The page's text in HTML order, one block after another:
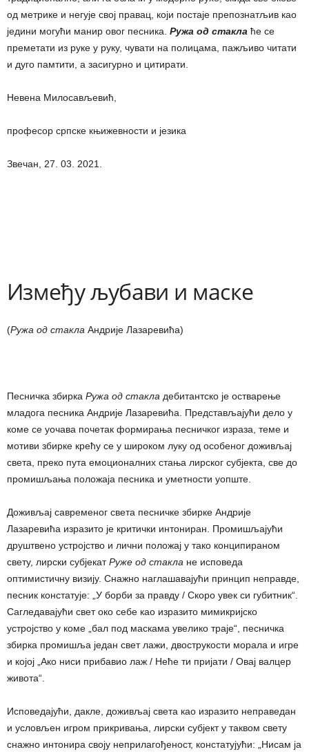
од метрике и негује свој правац, који постаје препознатљив као
једини могући манир овог песника. Ружа од стакла ће се
преметати из руке у руку, чувати на полицама, пажљиво читати
и дуго памтити, а засигурно и цитирати.
Невена Милосављевић,
професор српске књижевности и језика
Звечан, 27. 03. 2021.
Између љубави и маске
(Ружа од стакла Андрије Лазаревића)
Песничка збирка Ружа од стакла дебитантско је остварење
младога песника Андрије Лазаревића. Представљајући дело у
коме се уочава почетак формирања песничког израза, теме и
мотиви збирке крећу се у широком луку од особеног доживљај
света, преко пута емоционалних стања лирског субјекта, све до
промишљања положаја песника и уметности уопште.
Доживљај савременог света песничке збирке Андрије
Лазаревића изразито је критички интониран. Промишљајући
друштвено устројство и лични положај у тако конципираном
свету, лирски субјекатРуже од стакла не исповеда
оптимистичну визију. Снажно наглашавајући принцип неправде,
песник констатује: „У борби за правду / Скоро увек си губитник“.
Сагледавајући свет око себе као изразито мимикријско
устројство у коме „бал под маскама увелико траје“, песничка
збирка промишља један свет лажи, двострукости морала и игре
и којој „Ако ниси прибавио лаж / Неће ти пријати / Овај валцер
живота“.
Исповедајући, дакле, доживљај света као изразито неправедан
и условљен игром прикривања, лирски субјект у таквом свету
снажно интонира своју неприлагођеност, констатујући: „Нисам ја